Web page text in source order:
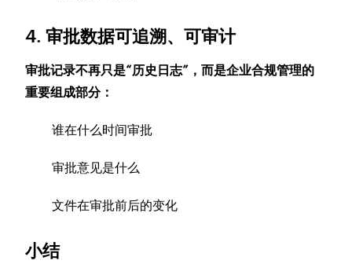
4. 审批数据可追溯、可审计
审批记录不再只是“历史日志”，而是企业合规管理的
重要组成部分：
谁在什么时间审批
审批意见是什么
文件在审批前后的变化
小结